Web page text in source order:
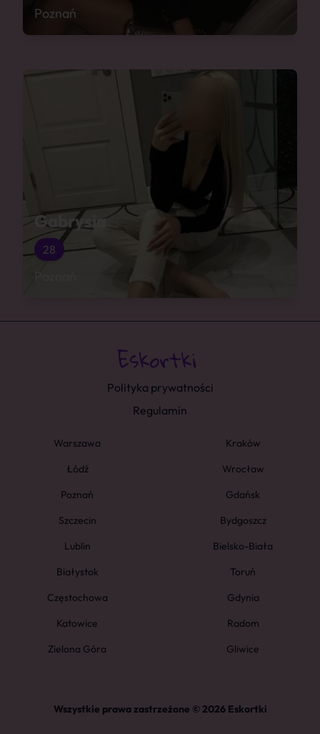
Poznań
Gabrysia
28
Polityka prywatności
Regulamin
Warszawa
Kraków
Łódź
Wrocław
Poznań
Gdańsk
Szczecin
Bydgoszcz
Lublin
Bielsko-Biała
Białystok
Toruń
Częstochowa
Gdynia
Katowice
Radom
Zielona Góra
Gliwice
Wszystkie prawa zastrzeżone © 2026 Eskortki